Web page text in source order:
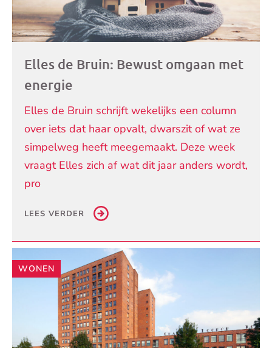
Elles de Bruin: Bewust omgaan met
energie
Elles de Bruin schrijft wekelijks een column
over iets dat haar opvalt, dwarszit of wat ze
simpelweg heeft meegemaakt. Deze week
vraagt Elles zich af wat dit jaar anders wordt,
pro
LEES VERDER
WONEN